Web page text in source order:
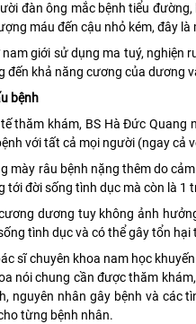
đàn ông mắc bệnh tiểu
máu đến cậu nhỏ kém, đây
giới sử dụng ma tuý, nghiện
đến khả năng cương của dương
bệnh
thăm khám, BS Hà Đức
với tất cả mọi người (ngay cả
mày râu bệnh nặng thêm do
tới đời sống tình dục mà còn là 1
dương tuy không ảnh
tình dục và có thể gây tổn
sĩ chuyên khoa nam học
nói chung cần được thăm
nguyên nhân gây bệnh và các
từng bệnh nhân.